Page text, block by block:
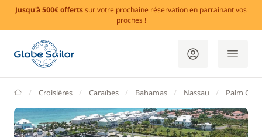
Jusqu'à 500€ offertssur votre prochaine réservation en parrainant vos
proches !
GlobeSailor
Croisières Caraïbes Bahamas Nassau Palm Cay